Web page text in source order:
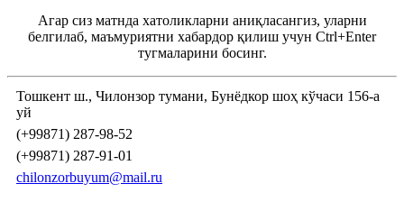
Агар сиз матнда хатоликларни аниқласангиз, уларни
белгилаб, маъмуриятни хабардор қилиш учун Ctrl+Enter
тугмаларини босинг.
Тошкент ш., Чилонзор тумани, Бунёдкор шоҳ кўчаси 156-а
уй
(+99871) 287-98-52
(+99871) 287-91-01
chilonzorbuyum@mail.ru